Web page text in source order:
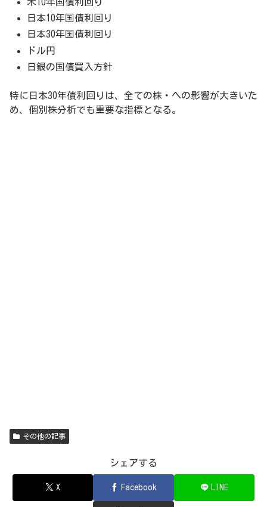
日本10年国債利回り
日本30年国債利回り
ドル円
日銀の国債買入方針
特に日本30年債利回りは、全ての株・への影響が大きいた
め、個別株分析でも重要な指標となる。
その他の記事
シェアする
X Facebook LINE